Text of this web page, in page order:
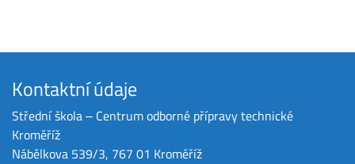
Kontaktní údaje
Střední škola ‒ Centrum odborné přípravy technické
Kroměříž
Nábělkova 539/3, 767 01 Kroměříž